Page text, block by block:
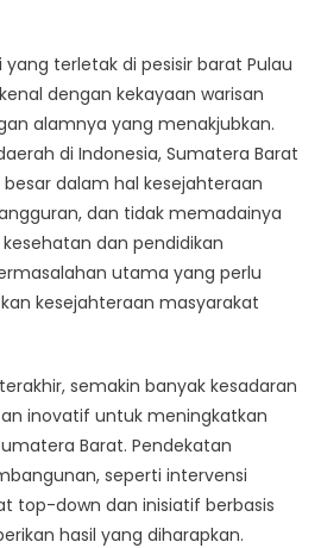
Peningkatan
Kesejahteraan
Sosial
di
Sumatera
Barat
terletak di pesisir barat Pulau
dengan kekayaan warisan
alamnya yang menakjubkan.
di Indonesia, Sumatera Barat
dalam hal kesejahteraan
dan tidak memadainya
dan pendidikan
utama yang perlu
kesejahteraan masyarakat
semakin banyak kesadaran
inovatif untuk meningkatkan
Barat. Pendekatan
seperti intervensi
top-down dan inisiatif berbasis
hasil yang diharapkan.